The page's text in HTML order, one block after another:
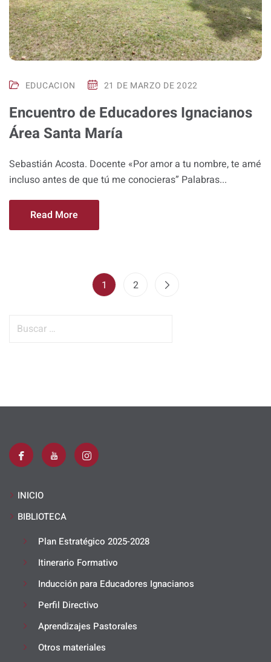
EDUCACION 21 DE MARZO DE 2022
Encuentro de Educadores Ignacianos
Área Santa María
Sebastián Acosta. Docente «Por amor a tu nombre, te amé
incluso antes de que tú me conocieras” Palabras...
Read More
1 2
INICIO
BIBLIOTECA
Plan Estratégico 2025-2028
Itinerario Formativo
Inducción para Educadores Ignacianos
Perfil Directivo
Aprendizajes Pastorales
Otros materiales